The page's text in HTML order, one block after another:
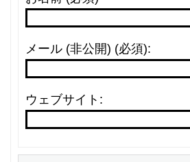
メール (非公開) (必須):
ウェブサイト: